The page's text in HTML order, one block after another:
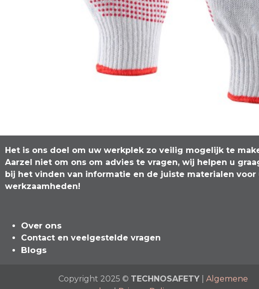
Het is ons doel om uw werkplek zo veilig mogelijk te
Aarzel niet om ons om advies te vragen, wij helpen u
bij het vinden van informatie en de juiste materialen voor
werkzaamheden!
Over ons
Contact en veelgeste​l​de vragen
Blogs
Copyright 2025 © TECHNOSAFETY
Algemene